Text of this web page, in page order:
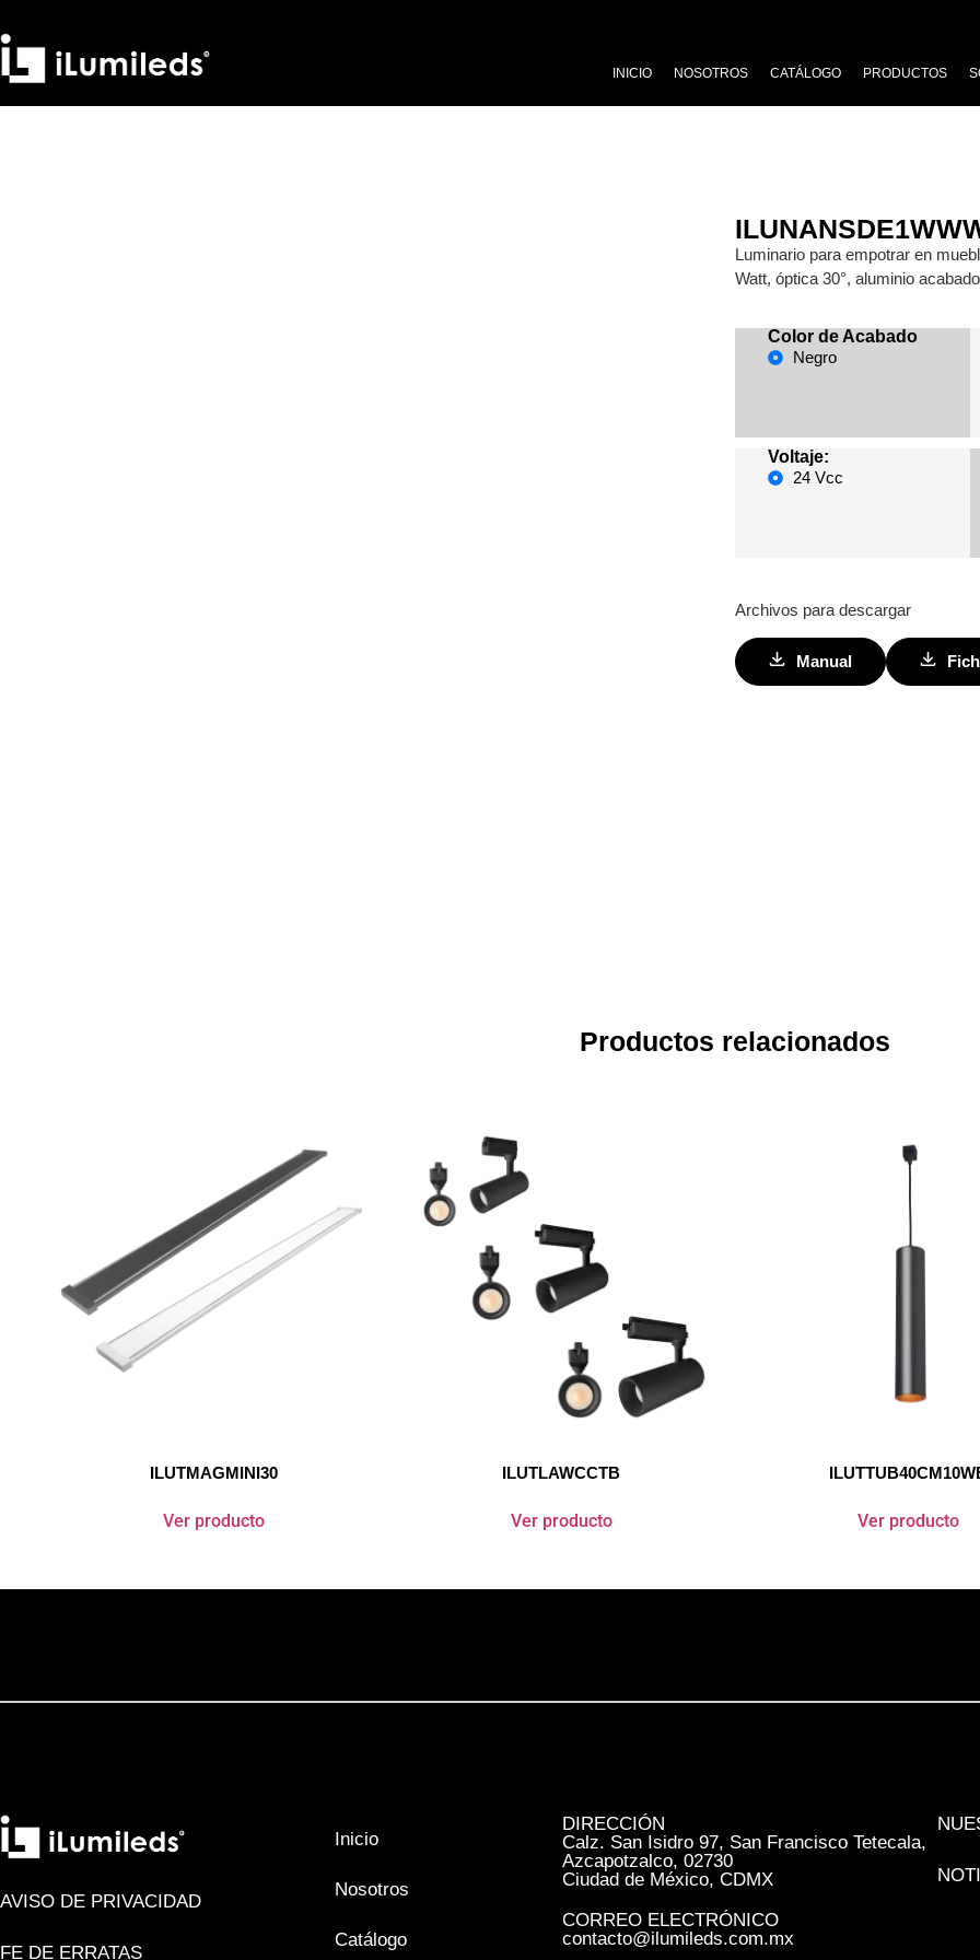
INICIO
NOSOTROS CATÁLOGO PRODUCTOS
Luminario para empotrar en
Watt, óptica 30°, aluminio
Color de Acabado
Negro
Voltaje:
24 Vcc
Archivos para descargar
Manual
Productos relacionados
ILUTMAGMINI30
Ver producto
ILUTLAWCCTB
Ver producto Ver producto
AVISO DE PRIVACIDAD
FE DE ERRATAS
Inicio
Nosotros
Catálogo
DIRECCIÓN
Calz. San Isidro 97, San Francisco Tetecala,
Azcapotzalco, 02730
Ciudad de México, CDMX
CORREO ELECTRÓNICO
contacto@ilumileds.com.mx